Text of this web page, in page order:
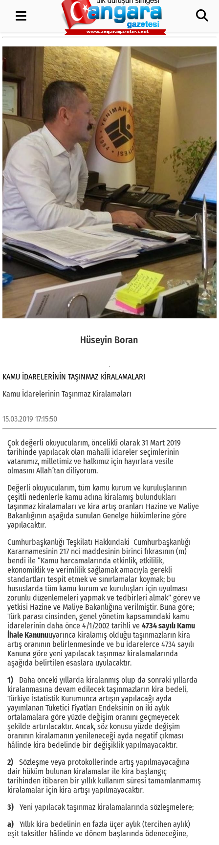
Hüseyin Boran
KAMU İDARELERININ TAŞINMAZ KIRALAMALARI
Kamu İdarelerinin Taşınmaz Kiralamaları
15.03.2019 17:15:50
Çok değerli okuyucularım, öncelikli olarak 31 Mart 2019
tarihinde yapılacak olan mahalli idareler seçimlerinin
vatanımız, milletimiz ve halkımız için hayırlara vesile
olmasını Allah´tan diliyorum.
Değerli okuyucularım, tüm kamu kurum ve kuruluşlarının
çeşitli nedenlerle kamu adına kiralamış bulundukları
taşınmaz kiralamaları ve kira artış oranları Hazine ve Maliye
Bakanlığının aşağıda sunulan Genelge hükümlerine göre
yapılacaktır.
Cumhurbaşkanlığı Teşkilatı Hakkındaki Cumhurbaşkanlığı
Kararnamesinin 217 nci maddesinin birinci fıkrasının (m)
bendi ile “Kamu harcamalarında etkinlik, etkililik,
ekonomiklik ve verimlilik sağlamak amacıyla gerekli
standartları tespit etmek ve sınırlamalar koymak; bu
hususlarda tüm kamu kurum ve kuruluşları için uyulması
zorunlu düzenlemeleri yapmak ve tedbirleri almak” görev ve
yetkisi Hazine ve Maliye Bakanlığına verilmiştir. Buna göre;
Türk parası cinsinden, genel yönetim kapsamındaki kamu
idarelerinin daha önce 4/1/2002 tarihli ve 4734 sayılı Kamu
İhale Kanunuuyarınca kiralamış olduğu taşınmazların kira
artış oranının belirlenmesinde ve bu idarelerce 4734 sayılı
Kanuna göre yeni yapılacak taşınmaz kiralamalarında
aşağıda belirtilen esaslara uyulacaktır.
1) Daha önceki yıllarda kiralanmış olup da sonraki yıllarda
kiralanmasına devam edilecek taşınmazların kira bedeli,
Türkiye İstatistik Kurumunca artışın yapılacağı ayda
yayımlanan Tüketici Fiyatları Endeksinin on iki aylık
ortalamalara göre yüzde değişim oranını geçmeyecek
şekilde artırılacaktır. Ancak, söz konusu yüzde değişim
oranının kiralamanın yenileneceği ayda negatif çıkması
hâlinde kira bedelinde bir değişiklik yapılmayacaktır.
2) Sözleşme veya protokollerinde artış yapılmayacağına
dair hüküm bulunan kiralamalar ile kira başlangıç
tarihinden itibaren bir yıllık kullanım süresi tamamlanmamış
kiralamalar için kira artışı yapılmayacaktır.
3) Yeni yapılacak taşınmaz kiralamalarında sözleşmelere;
a) Yıllık kira bedelinin en fazla üçer aylık (tercihen aylık)
eşit taksitler hâlinde ve dönem başlarında ödeneceğine,